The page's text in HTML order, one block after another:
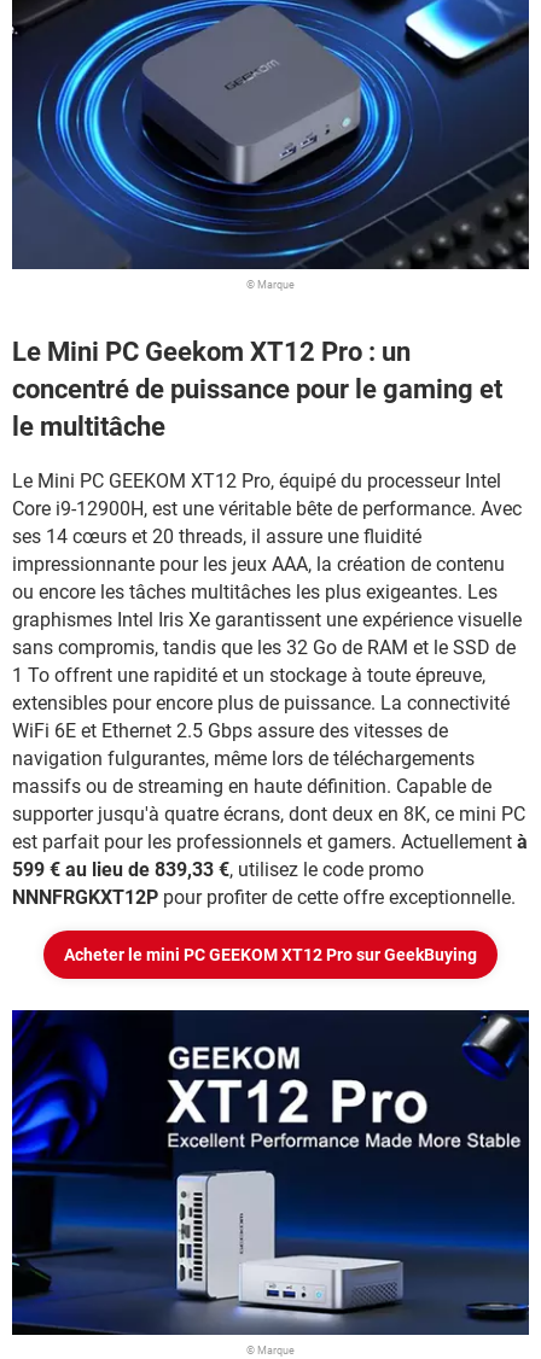
© Marque
Le Mini PC Geekom XT12 Pro : un
concentré de puissance pour le gaming et
le multitâche
Le Mini PC GEEKOM XT12 Pro, équipé du processeur Intel
Core i9-12900H, est une véritable bête de performance. Avec
ses 14 cœurs et 20 threads, il assure une fluidité
impressionnante pour les jeux AAA, la création de contenu
ou encore les tâches multitâches les plus exigeantes. Les
graphismes Intel Iris Xe garantissent une expérience visuelle
sans compromis, tandis que les 32 Go de RAM et le SSD de
1 To offrent une rapidité et un stockage à toute épreuve,
extensibles pour encore plus de puissance. La connectivité
WiFi 6E et Ethernet 2.5 Gbps assure des vitesses de
navigation fulgurantes, même lors de téléchargements
massifs ou de streaming en haute définition. Capable de
supporter jusqu'à quatre écrans, dont deux en 8K, ce mini PC
est parfait pour les professionnels et gamers. Actuellement à
599 € au lieu de 839,33 €, utilisez le code promo
NNNFRGKXT12P pour profiter de cette offre exceptionnelle.
Acheter le mini PC GEEKOM XT12 Pro sur GeekBuying
© Marque